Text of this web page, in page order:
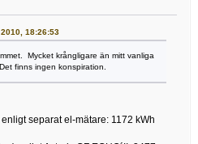
18:26:53
Mycket krångligare än mitt vanliga
finns ingen konspiration.
separat el-mätare: 1172 kWh